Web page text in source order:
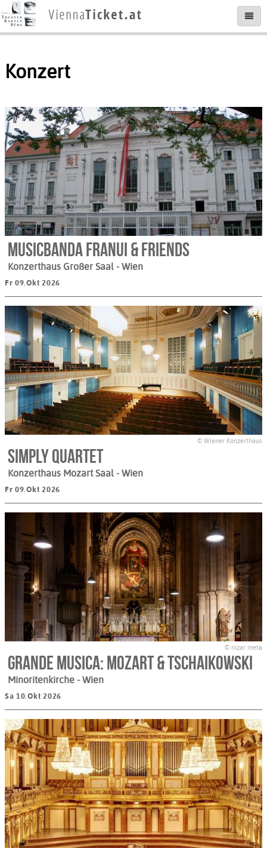
Konzert
Musicbanda Franui & Friends
Konzerthaus Großer Saal - Wien
Fr 09.Okt 2026
© Wiener Konzerthaus
Simply Quartet
Konzerthaus Mozart Saal - Wien
Fr 09.Okt 2026
© nizar meta
Grande Musica: Mozart & Tschaikowski
Minoritenkirche - Wien
Sa 10.Okt 2026